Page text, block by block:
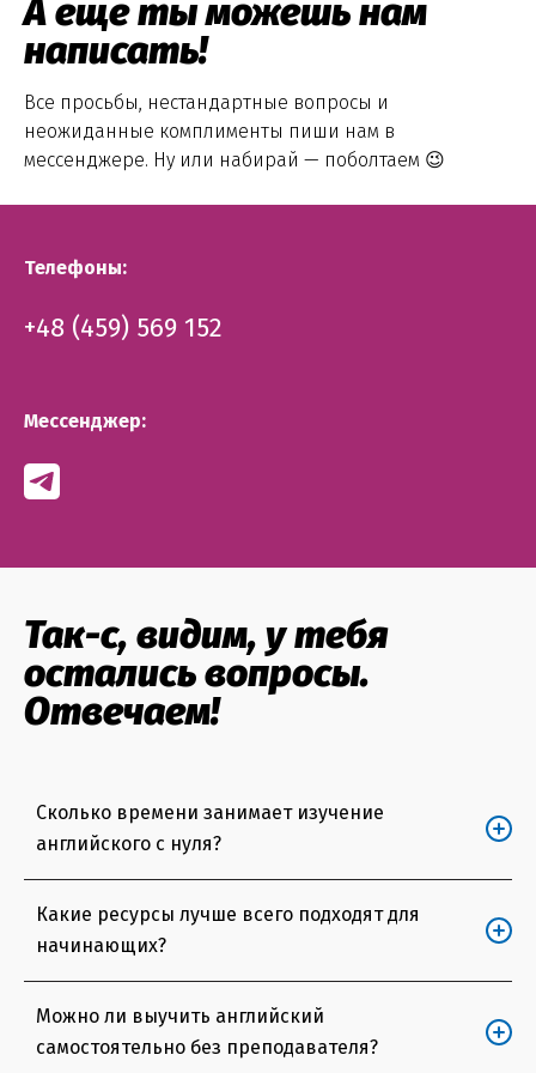
А еще ты можешь нам
написать!
Все просьбы, нестандартные вопросы и
неожиданные комплименты пиши нам в
мессенджере. Ну или набирай — поболтаем 😉
Телефоны:
+48 (459) 569 152
Мессенджер:
Так-с, видим, у тебя
остались вопросы.
Отвечаем!
Сколько времени занимает изучение
английского с нуля?
изучения английского с нуля, ведь все зависит от
формата занятий, желания студента учиться и того
получение сертификата А1 требуется от 150 часов,
однако у нас есть минигруппы и индивидуальные
Какие ресурсы лучше всего подходят для
начинающих?
изучении английского языка с нуля, делать ничего
не нужно. Мы предоставляем все необходимые
Можно ли выучить английский
самостоятельно без преподавателя?